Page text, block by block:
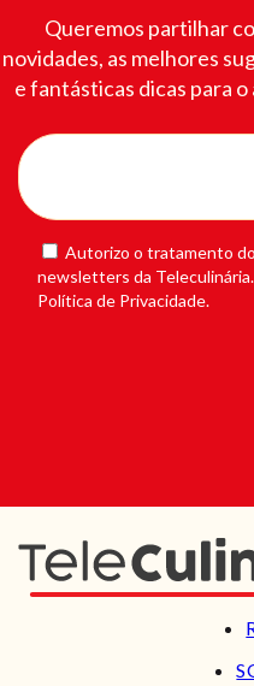
Queremos partilhar
novidades, as melhores
e fantásticas dicas para o
Autorizo o tratamento
newsletters da
Política de Privacidade.